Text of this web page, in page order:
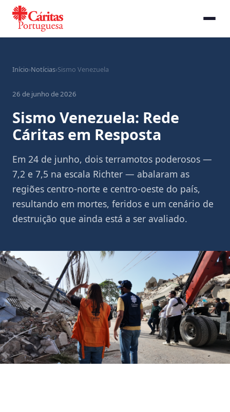
Início›Notícias›Sismo Venezuela
EMERGÊNCIA
26 de junho de 2026
Sismo Venezuela: Rede
Cáritas em Resposta
Em 24 de junho, dois terramotos poderosos —
7,2 e 7,5 na escala Richter — abalaram as
regiões centro-norte e centro-oeste do país,
resultando em mortes, feridos e um cenário de
destruição que ainda está a ser avaliado.